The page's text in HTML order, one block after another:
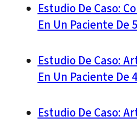
Estudio De Caso:
En Un Paciente De
Estudio De Caso:
En Un Paciente De
Estudio De Caso: